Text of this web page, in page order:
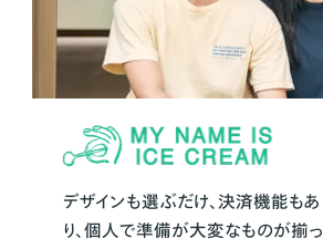
デザインも選ぶだけ、決済機能もあ
り、個人で準備が大変なものが揃っ